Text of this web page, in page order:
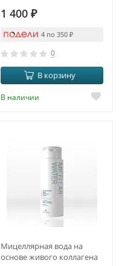
1 400 ₽
4 по 350 ₽
0
В корзину
В наличии
Мицеллярная вода на
основе живого коллагена